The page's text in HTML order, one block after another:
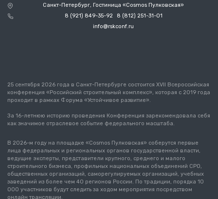
Санкт-Петербург, Гостиница «Cosmos Пулковская»
8 (921) 849-35-92
8 (812) 251-31-01
info@rskconf.ru
25 сентября 2026 года в Санкт-Петербурге состоится XVII Всероссийская
конференция «Российский строительный комплекс», которая с 2019 года
проходит в рамках Форума «Устойчивое развитие».
За 16-летнюю историю проведения Конференция зарекомендовала себя
как значимое отраслевое событие федерального масштаба.
В 2026-м году на площадке «Cosmos Пулковская» соберутся первые
лица федеральных и региональных органов государственной власти,
ведущие эксперты, представители крупного, среднего и малого
строительного бизнеса, профильных национальных объединений СРО,
общественных организаций, саморегулируемых организаций, учебных
заведений из более чем 40 регионов России. По традиции, порядка 10
000 участников будут следить за ходом мероприятия посредством
онлайн трансляции.